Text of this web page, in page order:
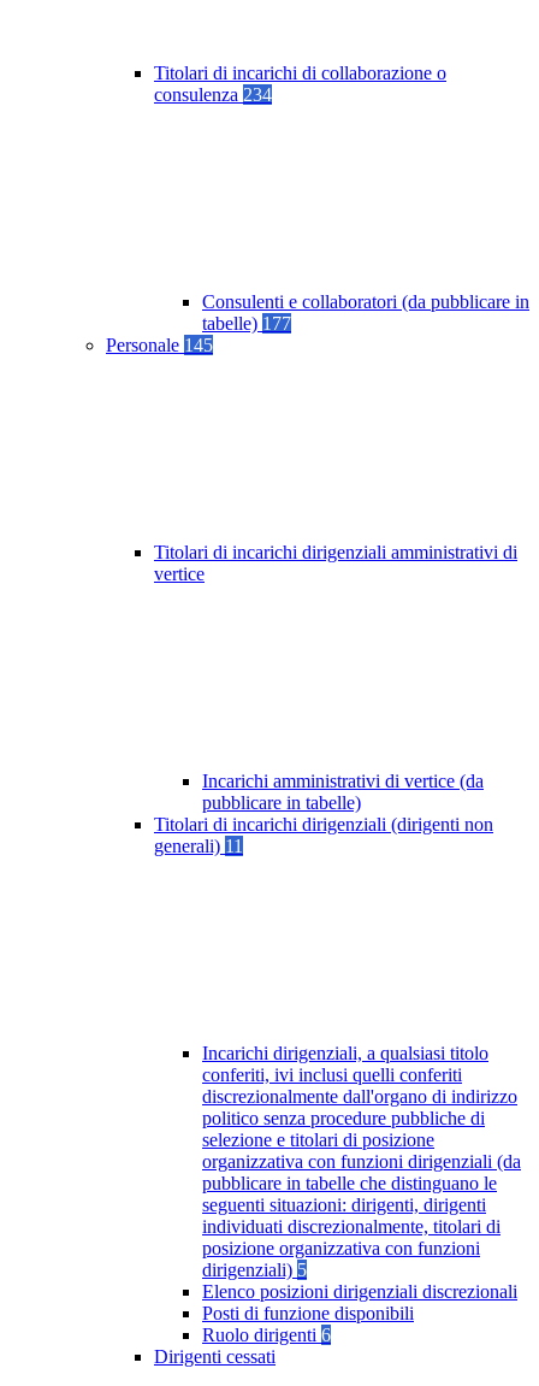
Titolari di incarichi di collaborazione o
consulenza 234
Consulenti e collaboratori (da pubblicare in
tabelle) 177
Personale 145
Titolari di incarichi dirigenziali amministrativi di
vertice
Incarichi amministrativi di vertice (da
pubblicare in tabelle)
Titolari di incarichi dirigenziali (dirigenti non
generali) 11
Incarichi dirigenziali, a qualsiasi titolo
conferiti, ivi inclusi quelli conferiti
discrezionalmente dall'organo di indirizzo
politico senza procedure pubbliche di
selezione e titolari di posizione
organizzativa con funzioni dirigenziali (da
pubblicare in tabelle che distinguano le
seguenti situazioni: dirigenti, dirigenti
individuati discrezionalmente, titolari di
posizione organizzativa con funzioni
dirigenziali) 5
Elenco posizioni dirigenziali discrezionali
Posti di funzione disponibili
Ruolo dirigenti 6
Dirigenti cessati